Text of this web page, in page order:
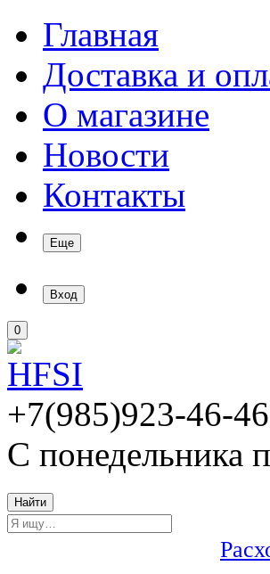
Главная
Доставка и
О магазине
Новости
Контакты
Еще
Вход
0
+7(985)923-46-46
С понедельника
Найти